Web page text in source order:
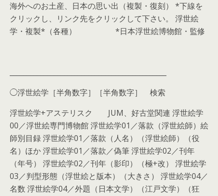
海外へのお土産、日本の思い出（複製・復刻） *下線を
クリックし、リンク先をクリックして下さい。 浮世絵
学・複製*（各種） *日本浮世絵博物館・監修
◯浮世絵学［半角数字］［半角数字］ 検索
浮世絵学+アステリスク JUM、好古堂関連 浮世絵学
00／浮世絵専門博物館 浮世絵学01／落款（浮世絵師）絵
師別目録 浮世絵学01／落款（人名）（浮世絵師）（役
名）ほか 浮世絵学01／落款／偽筆 浮世絵学02／刊年
（年号） 浮世絵学02／刊年（影印）（極+改） 浮世絵学
03／判型形態（浮世絵と版本）（大きさ） 浮世絵学04／
名数 浮世絵学04／外題（日本文学）（江戸文学）（狂